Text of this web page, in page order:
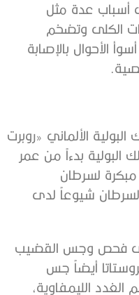
أسباب عدة مثل
الكلى ‫وتضخم
الأحوال بالإصابة
الألماني «روبرت
المسالك البولية بدءاً من عمر
45 عاماً، وذلك لإجراء فحوصات ‫مبكرة لسرطان
السرطان شيوعاً لدى
إلى فحص وجس القضيب
يشمل فحص ‫البروستاتا أيضاً جس
الغدد الليمفاوية،